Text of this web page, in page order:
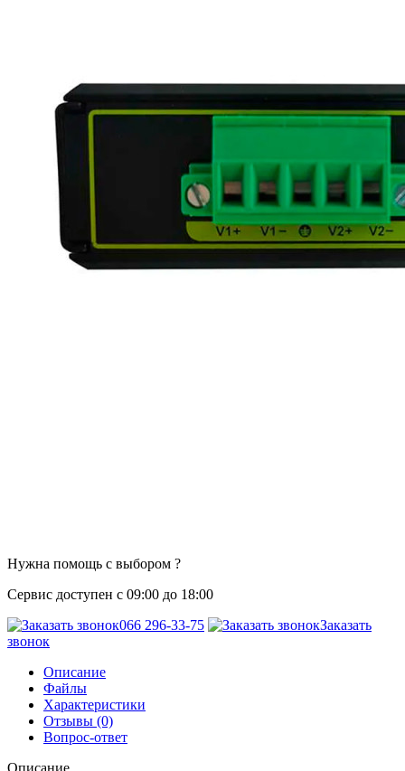
Нужна помощь с выбором ?
Сервис доступен с 09:00 до 18:00
066 296-33-75
Заказать
звонок
Описание
Файлы
Характеристики
Отзывы (0)
Вопрос-ответ
Описание